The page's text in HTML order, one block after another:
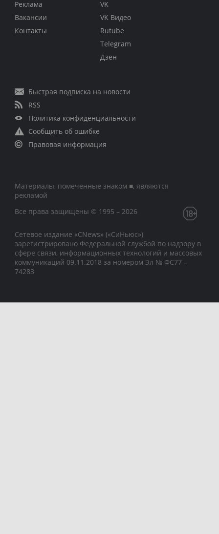
Реклама
Вакансии
Контакты
VK
VK Видео
Rutube
Telegram
Дзен
Быстрая подписка на новости
RSS
Политика конфиденциальности
Сообщить об ошибке
Правовая информация
Материалы, помеченные знаком ■, являются
рекламой
Все права защищены © 1995 – 2026
Сетевое издание «CNews» («СиНьюс»)
зарегистрировано Федеральной службой по надзору в
сфере связи, информационных технологий и массовых
коммуникаций 09.11.2018 за номером Эл № ФС77 –
74283